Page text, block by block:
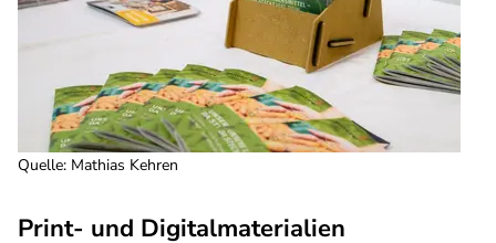
Quelle: Mathias Kehren
Print- und Digitalmaterialien